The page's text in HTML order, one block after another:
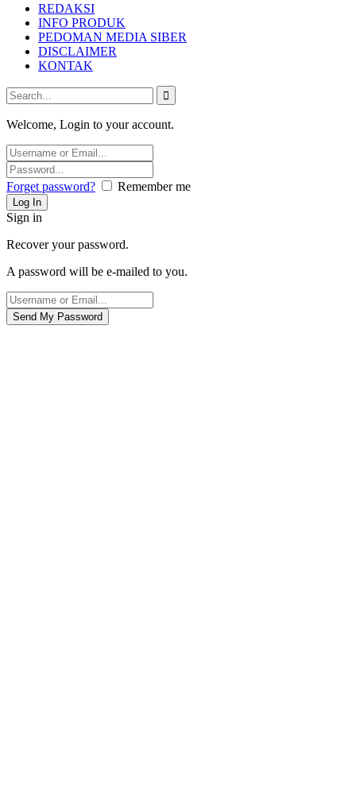
REDAKSI
INFO PRODUK
PEDOMAN MEDIA SIBER
DISCLAIMER
KONTAK
Welcome, Login to your account.
Forget password? Remember me
Sign in
Recover your password.
A password will be e-mailed to you.